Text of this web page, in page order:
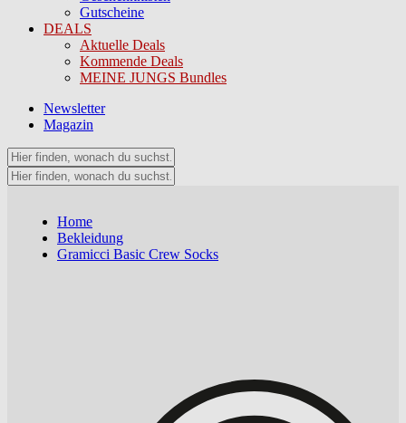
Gutscheine
DEALS
Aktuelle Deals
Kommende Deals
MEINE JUNGS Bundles
Newsletter
Magazin
Home
Bekleidung
Gramicci Basic Crew Socks